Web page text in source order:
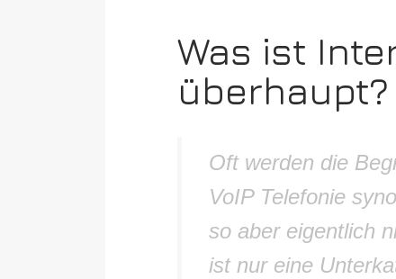
Was ist
überhaupt?
Oft werden die
VoIP Telefonie
so aber eigentlich
ist nur eine